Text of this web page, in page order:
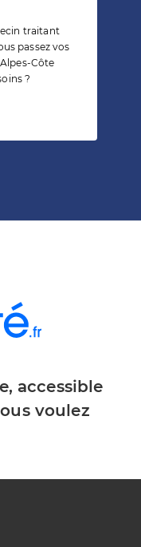
traitant
passez vos
Côte
?
accessible
voulez